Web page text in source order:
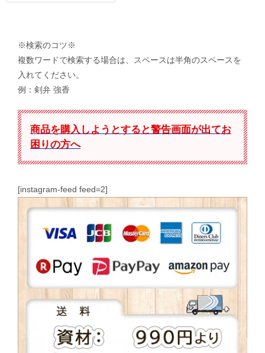
※検索のコツ※
複数ワードで検索する場合は、スペースは半角のスペースを
入れてください。
例：剣弁 強香
商品を購入しようとすると警告画面が出てお
困りの方へ
[instagram-feed feed=2]